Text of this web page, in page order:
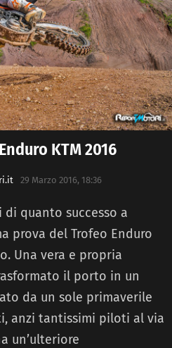
KTM 2016
29 Marzo 2016, 18:36
quanto successo a
prova del Trofeo Enduro
Una vera e propria
il porto in un
da un sole primaverile
anzi tantissimi piloti al via
un’ulteriore